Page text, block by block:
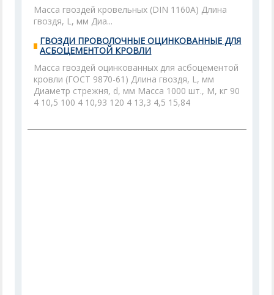
Масса гвоздей кровельных (DIN 1160А) Длина
гвоздя, L, мм Диа...
ГВОЗДИ ПРОВОЛОЧНЫЕ ОЦИНКОВАННЫЕ ДЛЯ
АСБОЦЕМЕНТОЙ КРОВЛИ
Масса гвоздей оцинкованных для асбоцементой
кровли (ГОСТ 9870-61) Длина гвоздя, L, мм
Диаметр стрежня, d, мм Масса 1000 шт., М, кг 90
4 10,5 100 4 10,93 120 4 13,3 4,5 15,84